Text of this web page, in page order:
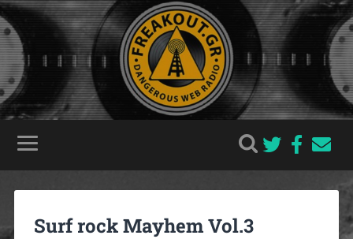
Surf rock Mayhem Vol.3